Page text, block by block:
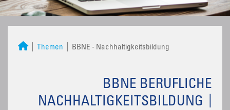
Themen BBNE - Nachhaltigkeitsbildung
BBNE BERUFLICHE
NACHHALTIGKEITSBILDUNG